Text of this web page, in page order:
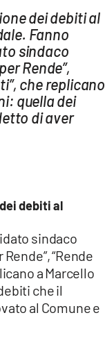
dei debiti al
Fanno
sindaco
Rende”,
che replicano
quella dei
di aver
debiti al
sindaco
“Rende
a Marcello
che il
al Comune e